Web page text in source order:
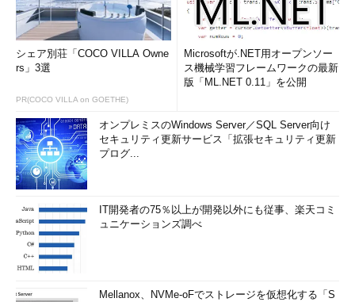
シェア別荘「COCO VILLA Owne
rs」3選
PR(COCO VILLA on GOETHE)
Microsoftが.NET用オープンソー
ス機械学習フレームワークの最新
版「ML.NET 0.11」を公開
オンプレミスのWindows Server／SQL Server向け
セキュリティ更新サービス「拡張セキュリティ更新
プログ...
IT開発者の75％以上が開発以外にも従事、楽天コミ
ュニケーションズ調べ
Mellanox、NVMe-oFでストレージを仮想化する「S